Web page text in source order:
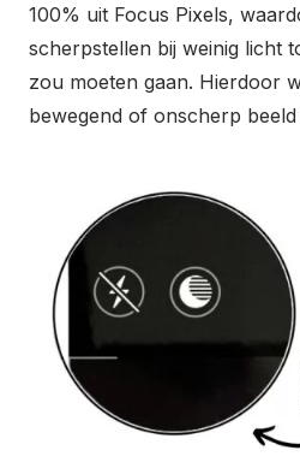
100% uit Focus Pixels,
scherpstellen bij weinig licht
zou moeten gaan. Hierdoor
bewegend of onscherp